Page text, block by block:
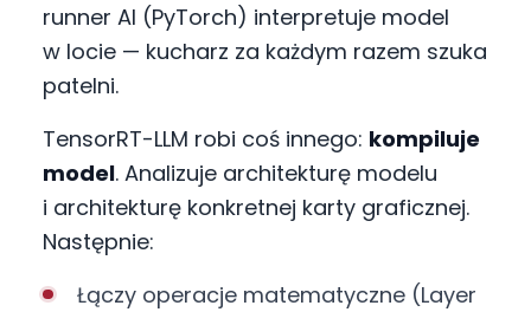
runner AI (PyTorch) interpretuje model
w locie — kucharz za każdym razem szuka
patelni.
TensorRT-LLM robi coś innego: kompiluje
model. Analizuje architekturę modelu
i architekturę konkretnej karty graficznej.
Następnie:
Łączy operacje matematyczne (Layer